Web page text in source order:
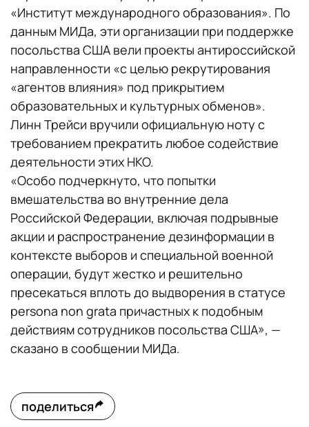
«Институт международного образования». По
данным МИДа, эти организации при поддержке
посольства США вели проекты антироссийской
направленности «с целью рекрутирования
«агентов влияния» под прикрытием
образовательных и культурных обменов».
Линн Трейси вручили официальную ноту с
требованием прекратить любое содействие
деятельности этих НКО.
«Особо подчеркнуто, что попытки
вмешательства во внутренние дела
Российской Федерации, включая подрывные
акции и распространение дезинформации в
контексте выборов и специальной военной
операции, будут жестко и решительно
пресекаться вплоть до выдворения в статусе
persona non grata причастных к подобным
действиям сотрудников посольства США», —
сказано в сообщении МИДа.
поделиться